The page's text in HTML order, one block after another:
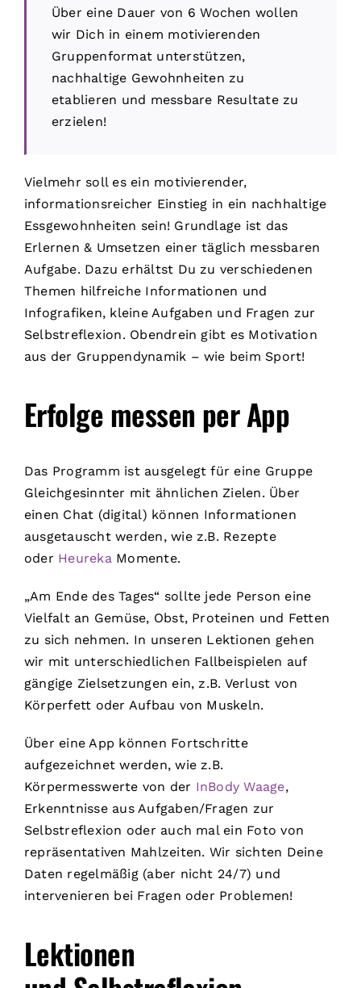
Über eine Dauer von 6 Wochen wollen
wir Dich in einem motivierenden
Gruppenformat unterstützen,
nachhaltige Gewohnheiten zu
etablieren und messbare Resultate zu
erzielen!
Vielmehr soll es ein motivierender,
informationsreicher Einstieg in ein nachhaltige
Essgewohnheiten sein! Grundlage ist das
Erlernen & Umsetzen einer täglich messbaren
Aufgabe. Dazu erhältst Du zu verschiedenen
Themen hilfreiche Informationen und
Infografiken, kleine Aufgaben und Fragen zur
Selbstreflexion. Obendrein gibt es Motivation
aus der Gruppendynamik – wie beim Sport!
Erfolge messen per App
Das Programm ist ausgelegt für eine Gruppe
Gleichgesinnter mit ähnlichen Zielen. Über
einen Chat (digital) können Informationen
ausgetauscht werden, wie z.B. Rezepte
oder Heureka Momente.
„Am Ende des Tages“ sollte jede Person eine
Vielfalt an Gemüse, Obst, Proteinen und Fetten
zu sich nehmen. In unseren Lektionen gehen
wir mit unterschiedlichen Fallbeispielen auf
gängige Zielsetzungen ein, z.B. Verlust von
Körperfett oder Aufbau von Muskeln.
Über eine App können Fortschritte
aufgezeichnet werden, wie z.B.
Körpermesswerte von der InBody Waage,
Erkenntnisse aus Aufgaben/Fragen zur
Selbstreflexion oder auch mal ein Foto von
repräsentativen Mahlzeiten. Wir sichten Deine
Daten regelmäßig (aber nicht 24/7) und
intervenieren bei Fragen oder Problemen!
Lektionen